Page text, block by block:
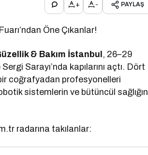
+ - PAYLAŞ
Öne Çıkanlar!
& Bakım İstanbul , 26–29
Sarayı’nda kapılarını açtı. Dört
coğrafyadan profesyonelleri
sistemlerin ve bütüncül sağlığın
radarına takılanlar: